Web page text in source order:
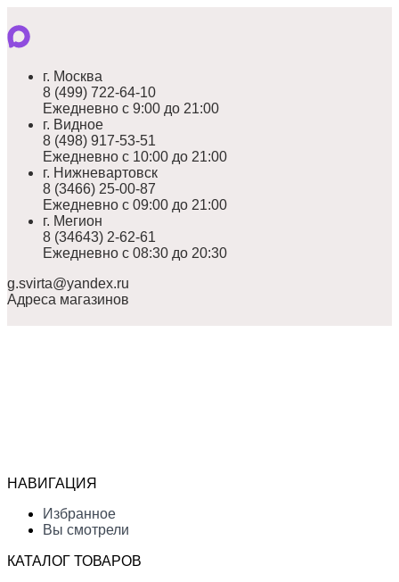
г. Москва
8 (499) 722-64-10
Ежедневно с 9:00 до 21:00
г. Видное
8 (498) 917-53-51
Ежедневно с 10:00 до 21:00
г. Нижневартовск
8 (3466) 25-00-87
Ежедневно с 09:00 до 21:00
г. Мегион
8 (34643) 2-62-61
Ежедневно с 08:30 до 20:30
g.svirta@yandex.ru
Адреса магазинов
Летняя обувь
Пляжная обувь
Резиновая обувь
Спортивная обувь
Домашняя обувь
Туфли распродажа
НАВИГАЦИЯ
Избранное
Вы смотрели
КАТАЛОГ ТОВАРОВ